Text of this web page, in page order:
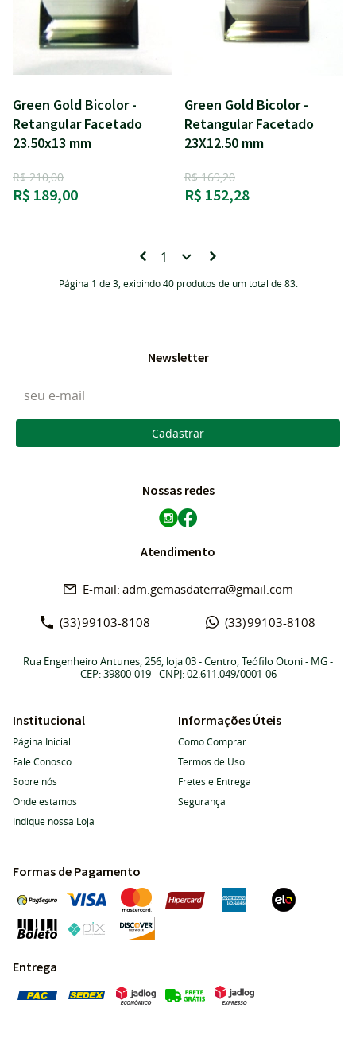
Green Gold Bicolor -
Retangular Facetado
23.50x13 mm
R$ 210,00
R$ 189,00
Green Gold Bicolor -
Retangular Facetado
23X12.50 mm
R$ 169,20
R$ 152,28
Página 1 de 3, exibindo 40 produtos de um total de 83.
Newsletter
Cadastrar
Nossas redes
Atendimento
(33)99103-8108 (33)99103-8108
adm.gemasdaterra@gmail.com
Rua Engenheiro Antunes, 256, loja 03-Centro, Teófilo Otoni- MG-
CEP: 39800-019- CNPJ: 02.611.049/0001-06
Institucional
Página Inicial
Fale Conosco
Sobre nós
Onde estamos
Indique nossa Loja
Informações Úteis
Como Comprar
Termos de Uso
Fretes e Entrega
Segurança
Formas de Pagamento
Entrega